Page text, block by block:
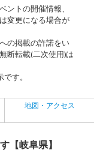
トの開催情報、
変更になる場合が
の掲載の許諾をい
断転載(二次使用)は
す。
地図・アクセス
【岐阜県】